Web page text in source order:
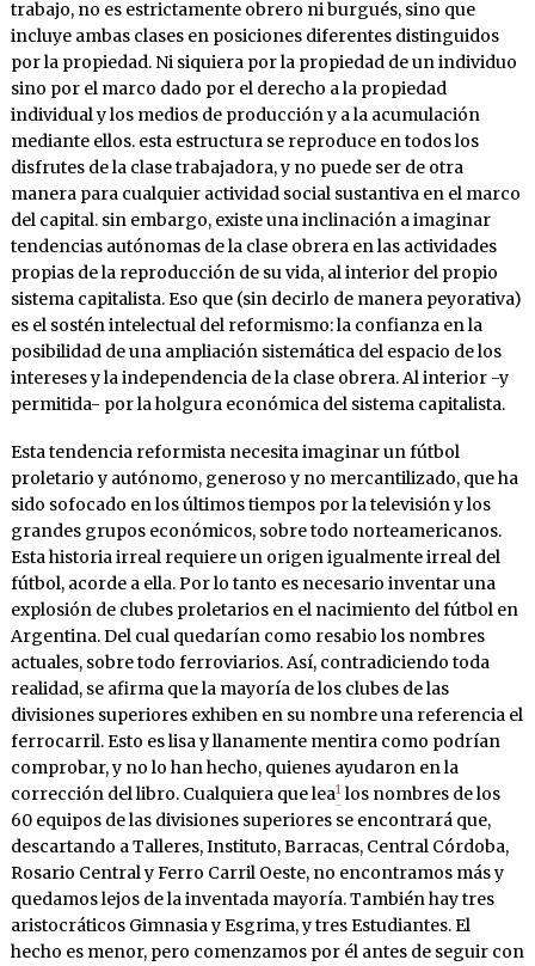
trabajo, no es estrictamente obrero ni burgués, sino que
incluye ambas clases en posiciones diferentes distinguidos
por la propiedad. Ni siquiera por la propiedad de un individuo
sino por el marco dado por el derecho a la propiedad
individual y los medios de producción y a la acumulación
mediante ellos. esta estructura se reproduce en todos los
disfrutes de la clase trabajadora, y no puede ser de otra
manera para cualquier actividad social sustantiva en el marco
del capital. sin embargo, existe una inclinación a imaginar
tendencias autónomas de la clase obrera en las actividades
propias de la reproducción de su vida, al interior del propio
sistema capitalista. Eso que (sin decirlo de manera peyorativa)
es el sostén intelectual del reformismo: la confianza en la
posibilidad de una ampliación sistemática del espacio de los
intereses y la independencia de la clase obrera. Al interior -y
permitida- por la holgura económica del sistema capitalista.
Esta tendencia reformista necesita imaginar un fútbol
proletario y autónomo, generoso y no mercantilizado, que ha
sido sofocado en los últimos tiempos por la televisión y los
grandes grupos económicos, sobre todo norteamericanos.
Esta historia irreal requiere un origen igualmente irreal del
fútbol, acorde a ella. Por lo tanto es necesario inventar una
explosión de clubes proletarios en el nacimiento del fútbol en
Argentina. Del cual quedarían como resabio los nombres
actuales, sobre todo ferroviarios. Así, contradiciendo toda
realidad, se afirma que la mayoría de los clubes de las
divisiones superiores exhiben en su nombre una referencia el
ferrocarril. Esto es lisa y llanamente mentira como podrían
comprobar, y no lo han hecho, quienes ayudaron en la
corrección del libro. Cualquiera que lea1los nombres de los
60 equipos de las divisiones superiores se encontrará que,
descartando a Talleres, Instituto, Barracas, Central Córdoba,
Rosario Central y Ferro Carril Oeste, no encontramos más y
quedamos lejos de la inventada mayoría. También hay tres
aristocráticos Gimnasia y Esgrima, y tres Estudiantes. El
hecho es menor, pero comenzamos por él antes de seguir con